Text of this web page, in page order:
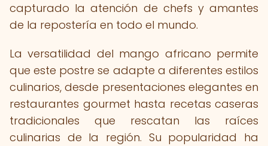
capturado la atención de chefs y amantes
de la repostería en todo el mundo.
La versatilidad del mango africano permite
que este postre se adapte a diferentes estilos
culinarios, desde presentaciones elegantes en
restaurantes gourmet hasta recetas caseras
tradicionales que rescatan las raíces
culinarias de la región. Su popularidad ha